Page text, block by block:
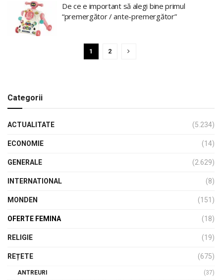
De ce e important să alegi bine primul
“premergător / ante-premergător”
1 2
Categorii
ACTUALITATE (5.234)
ECONOMIE (14)
GENERALE (2.629)
INTERNATIONAL (8)
MONDEN (151)
OFERTE FEMINA (18)
RELIGIE (19)
REȚETE (675)
ANTREURI
(37)